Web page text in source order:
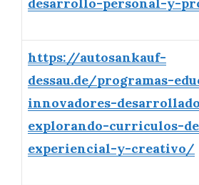
https://autosankauf-
dessau.de/programas-
innovadores-
explorando-curriculos-
experiencial-y-creativo/